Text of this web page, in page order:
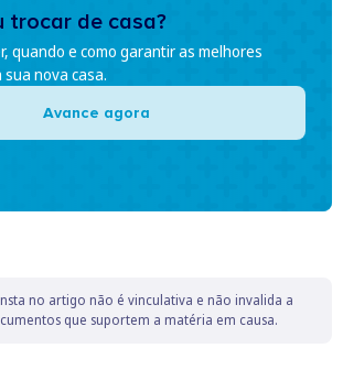
trocar de casa?
quando e como garantir as melhores
nova casa.
Avance agora
no artigo não é vinculativa e não invalida a
que suportem a matéria em causa.